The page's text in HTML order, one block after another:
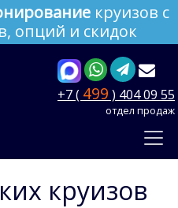
круизов с
опций и скидок
+7 ( 499 ) 404 09 55
отдел продаж
круизов